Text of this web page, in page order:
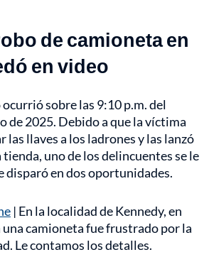
de camioneta en
en video
sobre las 9:10 p.m. del
de 2025. Debido a que la víctima
las llaves a los ladrones y las lanzó
tienda, uno de los delincuentes se le
disparó en dos oportunidades.
| En la localidad de Kennedy, en
una camioneta fue frustrado por la
Le contamos los detalles.